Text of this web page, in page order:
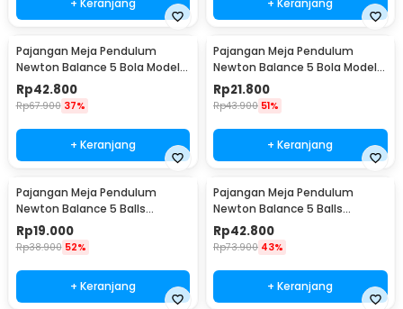
Pajangan Meja Pendulum
Newton Balance 5 Bola Model
Arched M - ZY02
Rp42.800
Rp67.900 37%
+ Keranjang
Pajangan Meja Pendulum
Newton Balance 5 Bola Model
Arched S - ZY02
Rp21.800
Rp43.900 51%
+ Keranjang
Pajangan Meja Pendulum
Newton Balance 5 Balls
Stainless Steel Model T S -
LX013
Rp19.000
Rp38.900 52%
+ Keranjang
Pajangan Meja Pendulum
Newton Balance 5 Balls
Stainless Steel Model T L -
LX013
Rp42.800
Rp73.900 43%
+ Keranjang